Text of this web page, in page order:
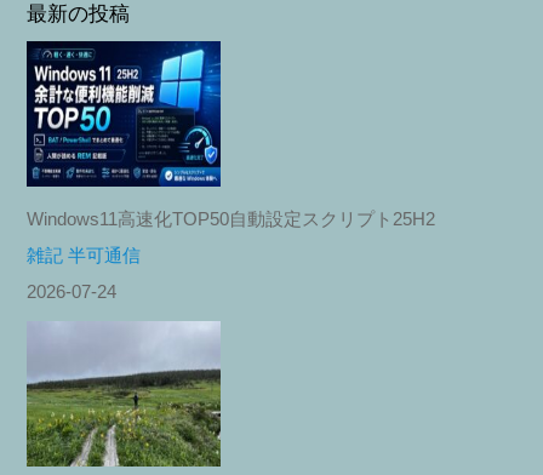
最新の投稿
Windows11高速化TOP50自動設定スクリプト25H2
雑記 半可通信
2026-07-24